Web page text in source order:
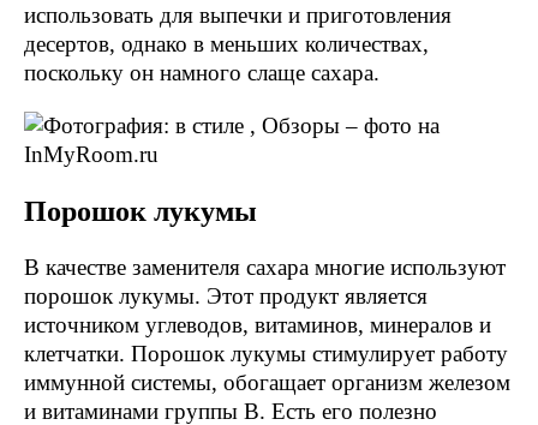
использовать для выпечки и приготовления
десертов, однако в меньших количествах,
поскольку он намного слаще сахара.
Порошок лукумы
В качестве заменителя сахара многие используют
порошок лукумы. Этот продукт является
источником углеводов, витаминов, минералов и
клетчатки. Порошок лукумы стимулирует работу
иммунной системы, обогащает организм железом
и витаминами группы В. Есть его полезно